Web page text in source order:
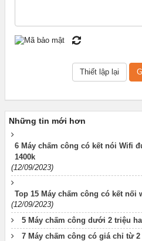
Những tin mới hơn
6 Máy chấm công có kết nói Wifi
1400k
(12/09/2023)
Top 15 Máy chấm công có kết
(12/09/2023)
5 Máy chấm công dưới 2 triệu
7 Máy chấm công có giá chỉ từ